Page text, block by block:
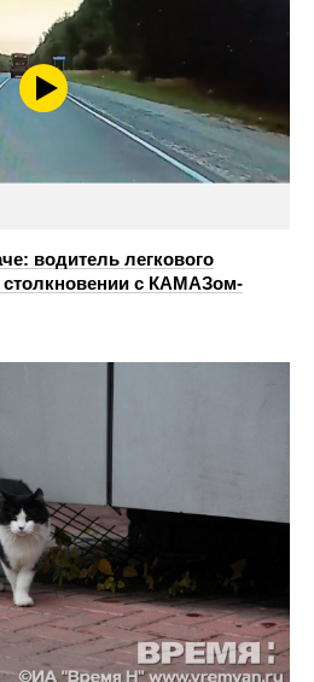
водитель легкового
столкновении с КАМАЗом-